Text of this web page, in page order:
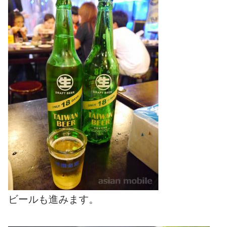
ビールも進みます。